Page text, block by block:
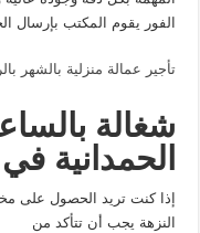
الفور يقوم المكتب بإرسال
تأجير عمالة منزلية بالشهر
شغالة
الحمدانية
إذا كنت تريد الحصول على
النزهة يجب أن تتأكد من